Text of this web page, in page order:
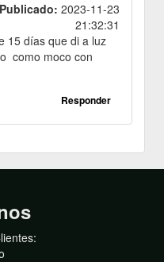
Publicado: 2023-11-23
21:32:31
15 días que di a luz
como moco con
Responder